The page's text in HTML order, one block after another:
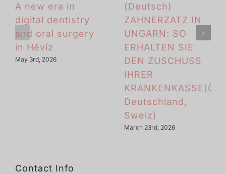
A new era in
digital dentistry
and oral surgery
in Hévíz
May 3rd, 2026
(Deutsch)
ZAHNERZATZ IN
UNGARN: SO
ERHALTEN SIE
DEN ZUSCHUSS
IHRER
Deutschland,
Sweiz)
March 23rd, 2026
Contact Info